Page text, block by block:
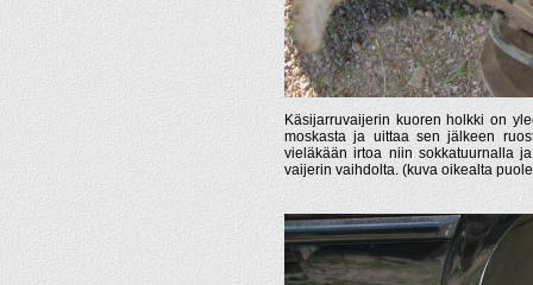
Käsijarruvaijerin kuoren holkki on
moskasta ja uittaa sen jälkeen
vieläkään irtoa niin sokkatuurnalla
vaijerin vaihdolta. (kuva oikealta